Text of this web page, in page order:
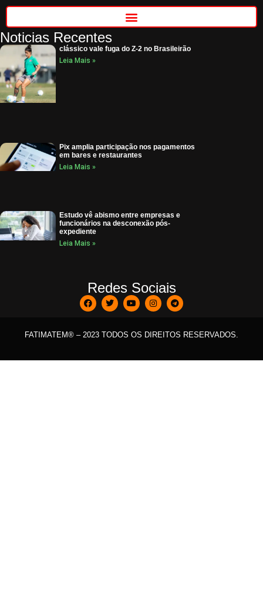
Noticias Recentes
clássico vale fuga do Z-2 no Brasileirão
Leia Mais »
Pix amplia participação nos pagamentos
em bares e restaurantes
Leia Mais »
Estudo vê abismo entre empresas e
funcionários na desconexão pós-
expediente
Leia Mais »
Redes Sociais
FATIMATEM® – 2023 TODOS OS DIREITOS RESERVADOS.